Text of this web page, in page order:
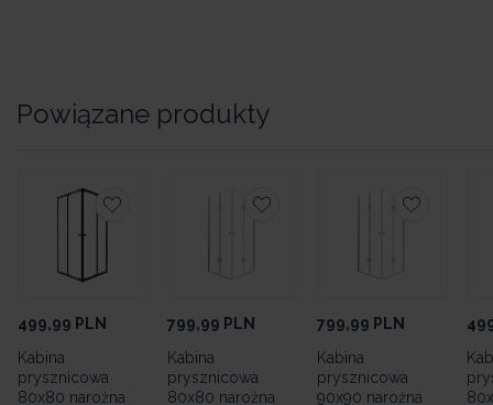
Powiązane produkty
499,99 PLN
Kabina
prysznicowa
80x80 narożna
799,99 PLN
Kabina
prysznicowa
80x80 narożna
799,99 PLN
Kabina
prysznicowa
90x90 narożna